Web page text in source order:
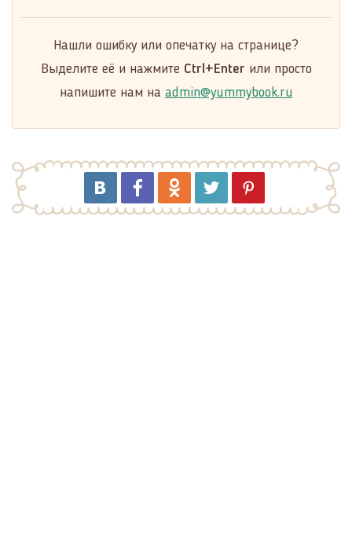
Нашли ошибку или опечатку на странице?
Выделите её и нажмите Ctrl+Enter или просто
напишите нам на admin@yummybook.ru